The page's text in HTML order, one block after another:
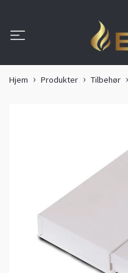
Hjem Produkter Tilbehør